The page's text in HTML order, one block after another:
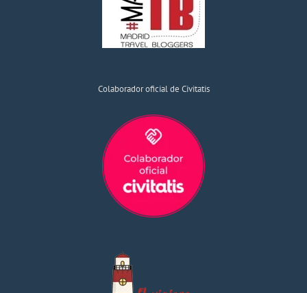
Colaborador oficial de Civitatis